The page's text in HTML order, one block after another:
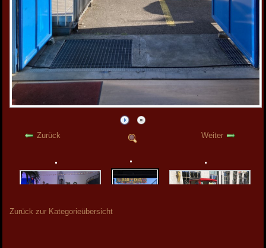
Zurück Weiter
Zurück zur Kategorieübersicht